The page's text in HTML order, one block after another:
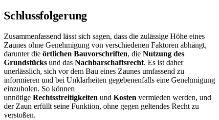
Schlussfolgerung
Zusammenfassend lässt sich sagen, dass die zulässige Höhe eines
Zaunes ohne Genehmigung von verschiedenen Faktoren abhängt,
darunter die örtlichen Bauvorschriften, die Nutzung des
Grundstücks und das Nachbarschaftsrecht. Es ist daher
unerlässlich, sich vor dem Bau eines Zaunes umfassend zu
informieren und bei Unklarheiten gegebenenfalls eine Genehmigung
einzuholen. So können
unnötige Rechtsstreitigkeiten und Kosten vermieden werden, und
der Zaun erfüllt seine Funktion, ohne gegen geltendes Recht zu
verstoßen.